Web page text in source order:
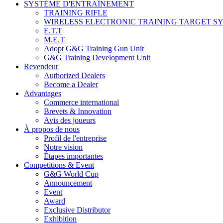
SYSTÈME D'ENTRAÎNEMENT
TRAINING RIFLE
WIRELESS ELECTRONIC TRAINING TARGET
E.T.T
M.E.T
Adopt G&G Training Gun Unit
G&G Training Development Unit
Revendeur
Authorized Dealers
Become a Dealer
Advantages
Commerce international
Brevets & Innovation
Avis des joueurs
À propos de nous
Profil de l'entreprise
Notre vision
Étapes importantes
Competitions & Event
G&G World Cup
Announcement
Event
Award
Exclusive Distributor
Exhibition